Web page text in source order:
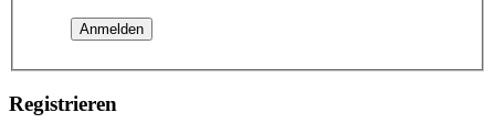
Registrieren